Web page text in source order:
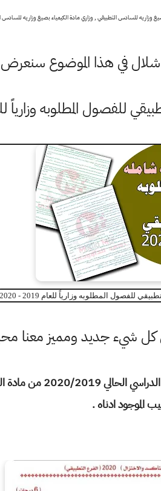
وزاريه للسادس التطبيقي , وزاري مادة الكيمياء بصيغ وزاريه للسادس
شلال في هذا الموضوع
المطلوبه وزارياً للعام 2019 -
المطلوبه وزارياً للعام 2019 - 2020
كل شيء جديد ومميز معنا
خمس نماذج وزاريه بنمط ملخص
الموجود ادناه .